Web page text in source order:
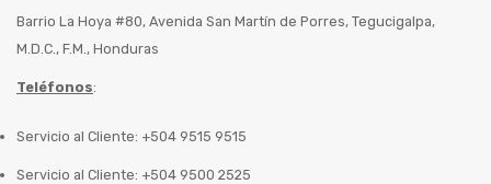
Barrio La Hoya #80, Avenida San Martín de Porres, Tegucigalpa,
M.D.C., F.M., Honduras
Teléfonos:
Servicio al Cliente: +504 9515 9515
Servicio al Cliente: +504 9500 2525